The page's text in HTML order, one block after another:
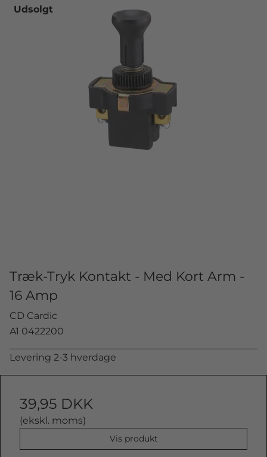
Udsolgt
Træk-Tryk Kontakt - Med Kort Arm -
16 Amp
CD Cardic
A1 0422200
Levering 2-3 hverdage
39,95 DKK
(ekskl. moms)
Vis produkt